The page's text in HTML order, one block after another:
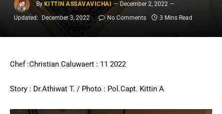
By KITTIN ASSAVAVICHAI
December 2, 2022
Updated:
December 3, 2022 No Comments 3 Mins Read
Chef :Christian Caluwaert : 11 2022
Story : Dr.Athiwat T. / Photo : Pol.Capt. Kittin A